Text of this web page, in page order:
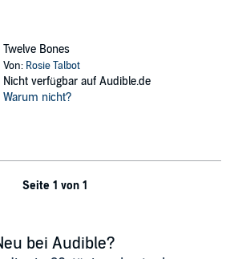
Twelve Bones
Von: Rosie Talbot
Nicht verfügbar auf Audible.de
Warum nicht?
Seite 1 von 1
bei Audible?